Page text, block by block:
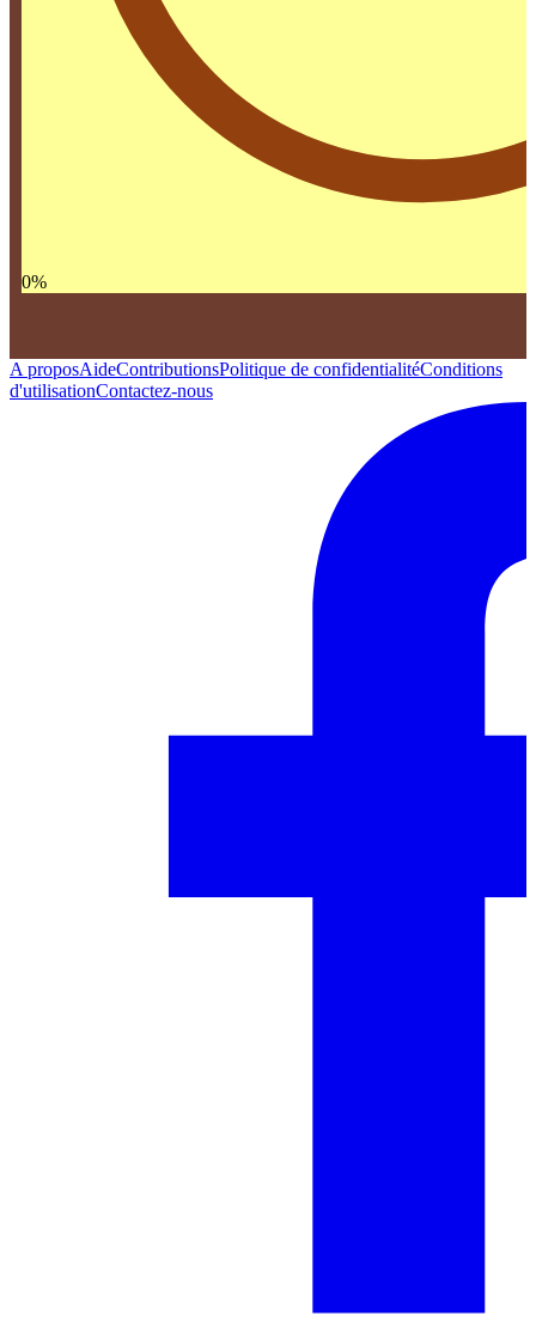
0%
A proposAideContributionsPolitique de confidentialitéConditions
d'utilisationContactez-nous